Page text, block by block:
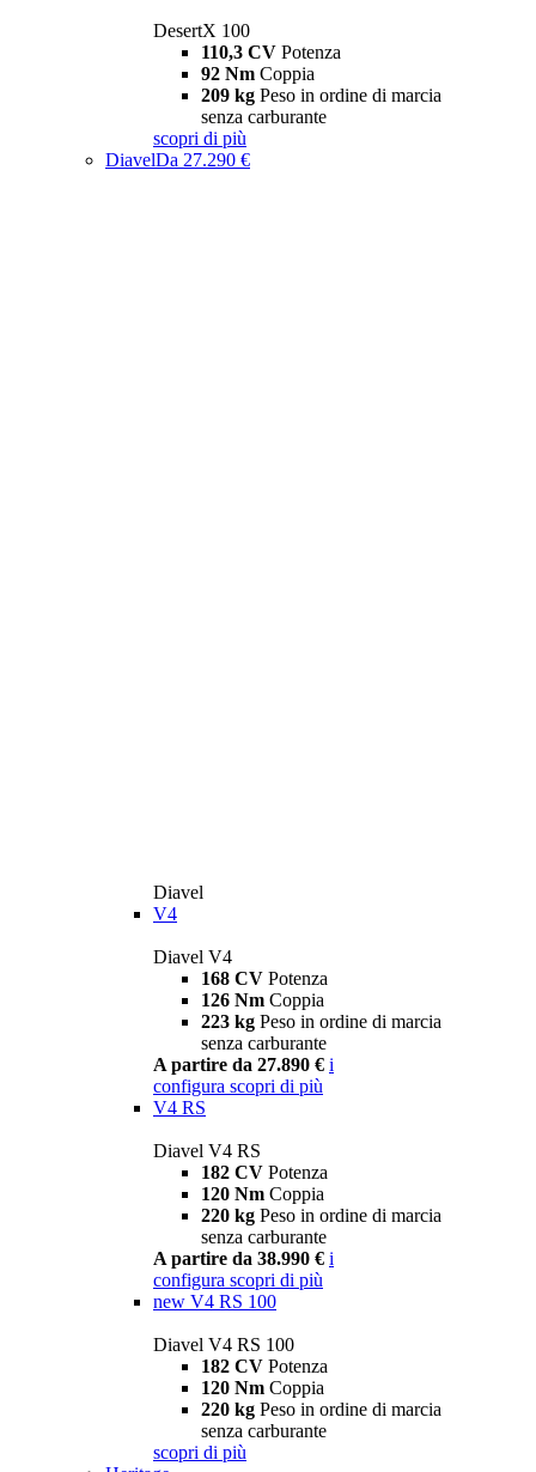
DesertX 100
110,3 CV Potenza
92 Nm Coppia
209 kg Peso in ordine di marcia
senza carburante
scopri di più
DiavelDa 27.290 €
Diavel
V4
Diavel V4
168 CV Potenza
126 Nm Coppia
223 kg Peso in ordine di marcia
senza carburante
A partire da 27.890 € i
configura scopri di più
V4 RS
Diavel V4 RS
182 CV Potenza
120 Nm Coppia
220 kg Peso in ordine di marcia
senza carburante
A partire da 38.990 € i
configura scopri di più
new V4 RS 100
Diavel V4 RS 100
182 CV Potenza
120 Nm Coppia
220 kg Peso in ordine di marcia
senza carburante
scopri di più